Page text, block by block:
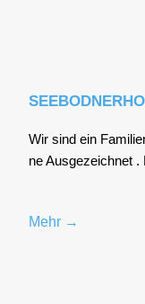
Wir sind ein
ne Aus­ge­zeich­net .
Mehr →